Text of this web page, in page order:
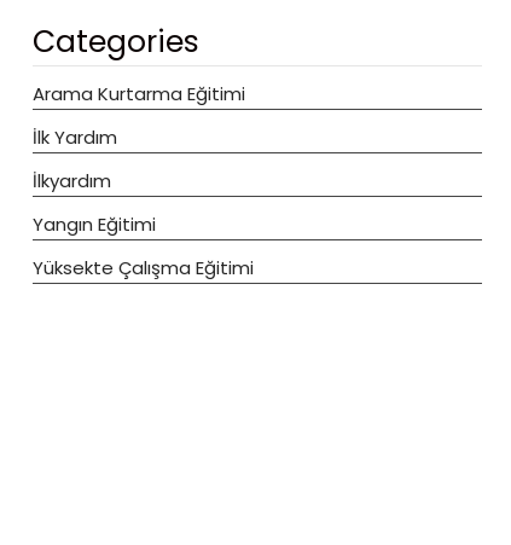
Categories
Arama Kurtarma Eğitimi
İlk Yardım
İlkyardım
Yangın Eğitimi
Yüksekte Çalışma Eğitimi